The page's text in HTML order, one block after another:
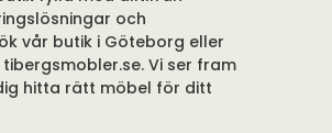
och
vår butik i Göteborg eller
Vi ser fram
hitta rätt möbel för ditt